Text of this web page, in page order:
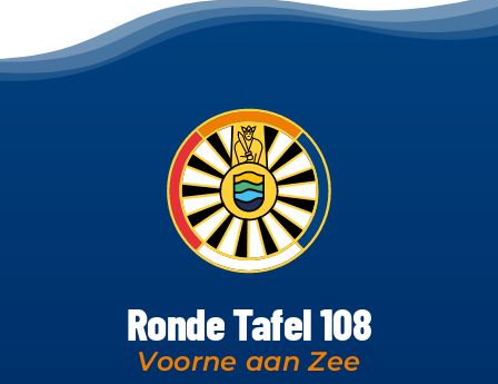
Ronde Tafel 108
Voorne aan Zee